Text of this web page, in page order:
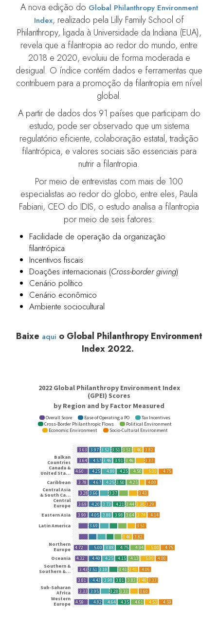
A nova edição do Global Philanthropy Environment
Index, realizado pela Lilly Family School of
Philanthropy, ligada à Universidade da Indiana (EUA),
revela que a filantropia ao redor do mundo, entre
2018 e 2020, evoluiu de forma moderada e
desigual. O índice contém dados e ferramentas que
contribuem para a promoção da filantropia em nível
global.
A partir de dados dos 91 países que participam do
estudo, pode ser observado que um sistema
regulatório eficiente, colaboração estatal, tradição
filantrópica, e valores sociais são essenciais para
nutrir a filantropia.
Por meio de entrevistas com mais de 100
especialistas ao redor do globo, entre eles, Paula
Fabiani, CEO do IDIS, o estudo analisa a filantropia
por meio de seis fatores:
Facilidade de operação da organização
filantrópica
Incentivos fiscais
Doações internacionais (Cross-border giving)
Cenário político
Cenário econômico
Ambiente sociocultural
Baixe aqui o Global Philanthropy Environment
Index 2022.